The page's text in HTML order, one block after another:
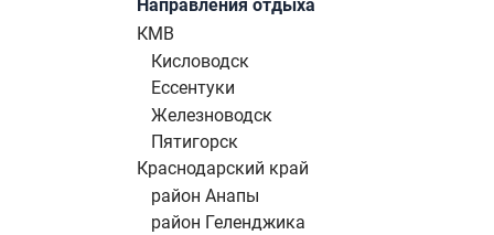
Направления отдыха
КМВ
Кисловодск
Ессентуки
Железноводск
Пятигорск
Краснодарский край
район Анапы
район Геленджика